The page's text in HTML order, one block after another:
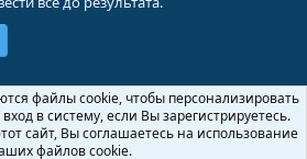
и правила
Помощь
файлы cookie, чтобы персонализировать
в систему, если Вы зарегистрируетесь.
сайт, Вы соглашаетесь на использование
файлов cookie.